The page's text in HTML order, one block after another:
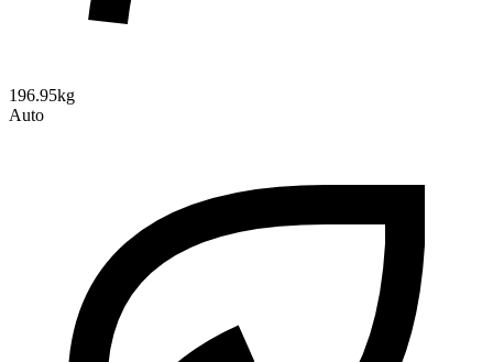
196.95kg
Auto